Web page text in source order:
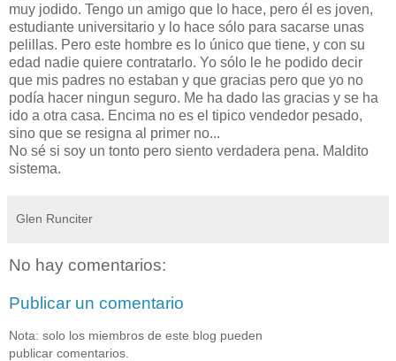
muy jodido. Tengo un amigo que lo hace, pero él es joven,
estudiante universitario y lo hace sólo para sacarse unas
pelillas. Pero este hombre es lo único que tiene, y con su
edad nadie quiere contratarlo. Yo sólo le he podido decir
que mis padres no estaban y que gracias pero que yo no
podía hacer ningun seguro. Me ha dado las gracias y se ha
ido a otra casa. Encima no es el tipico vendedor pesado,
sino que se resigna al primer no...
No sé si soy un tonto pero siento verdadera pena. Maldito
sistema.
Glen Runciter
No hay comentarios:
Publicar un comentario
Nota: solo los miembros de este blog pueden
publicar comentarios.